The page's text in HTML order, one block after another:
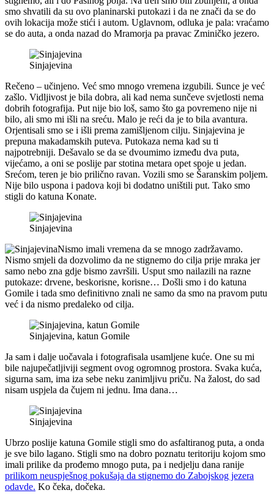
smo shvatili da su ovo planinarski putokazi i da ne znači da se do
ovih lokacija može stići i autom. Uglavnom, odluka je pala: vraćamo
se do auta, a onda nazad do Mramorja pa pravac Zminičko jezero.
Sinjajevina
Rečeno – učinjeno. Već smo mnogo vremena izgubili. Sunce je već
zašlo. Vidljivost je bila dobra, ali kad nema sunčeve svjetlosti nema
dobrih fotografija. Put nije bio loš, samo što ga povremeno nije ni
bilo, ali smo mi išli na sreću. Malo je reći da je to bila avantura.
Orjentisali smo se i išli prema zamišljenom cilju. Sinjajevina je
prepuna makadamskih puteva. Putokaza nema kad su ti
najpotrebniji. Dešavalo se da se dvoumimo između dva puta,
vijećamo, a oni se poslije par stotina metara opet spoje u jedan.
Srećom, teren je bio prilično ravan. Vozili smo se Šaranskim poljem.
Nije bilo uspona i padova koji bi dodatno uništili put. Tako smo
stigli do katuna Konate.
Sinjajevina
Nismo imali vremena da se mnogo zadržavamo.
Nismo smjeli da dozvolimo da ne stignemo do cilja prije mraka jer
samo nebo zna gdje bismo završili. Usput smo nailazili na razne
putokaze: drvene, beskorisne, korisne… Došli smo i do katuna
Gomile i tada smo definitivno znali ne samo da smo na pravom putu
već i da nismo predaleko od cilja.
Sinjajevina, katun Gomile
Ja sam i dalje uočavala i fotografisala usamljene kuće. One su mi
bile najupečatljiviji segment ovog ogromnog prostora. Svaka kuća,
sigurna sam, ima iza sebe neku zanimljivu priču. Na žalost, do sad
nisam uspjela da čujem ni jednu. Ima dana…
Sinjajevina
Ubrzo poslije katuna Gomile stigli smo do asfaltiranog puta, a onda
je sve bilo lagano. Stigli smo na dobro poznatu teritoriju kojom smo
imali prilike da prođemo mnogo puta, pa i nedjelju dana ranije
prilikom neuspješnog pokušaja da stignemo do Zabojskog jezera
odavde. Ko čeka, dočeka.